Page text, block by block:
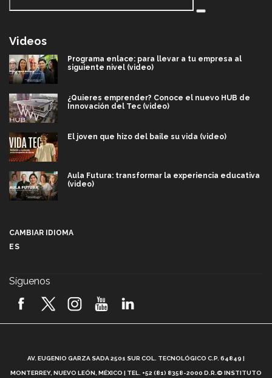
Videos
Programa enlace: para llevar a tu empresa al
siguiente nivel (video)
¿Quieres emprender? Conoce el nuevo HUB de
Innovación del Tec (video)
El joven que hizo del baile su vida (video)
Aula Futura: transformar la experiencia educativa
(video)
2026! (video)
¿Cómo es el Modelo Educativo Tec? (video)
CAMBIAR IDIOMA
ES
Síguenos
AV. EUGENIO GARZA SADA 2501 SUR COL. TECNOLÓGICO C.P. 64849 |
MONTERREY, NUEVO LEÓN, MÉXICO | TEL. +52 (81) 8358-2000 D.R.© INSTITUTO